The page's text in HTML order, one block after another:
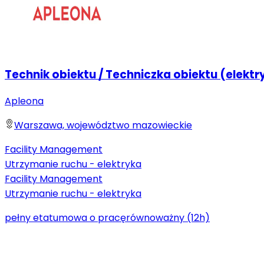
Technik obiektu / Techniczka obiektu
Apleona
Warszawa, województwo mazowieckie
Facility Management
Utrzymanie ruchu - elektryka
Facility Management
Utrzymanie ruchu - elektryka
pełny etatumowa o pracęrównoważny (12h)